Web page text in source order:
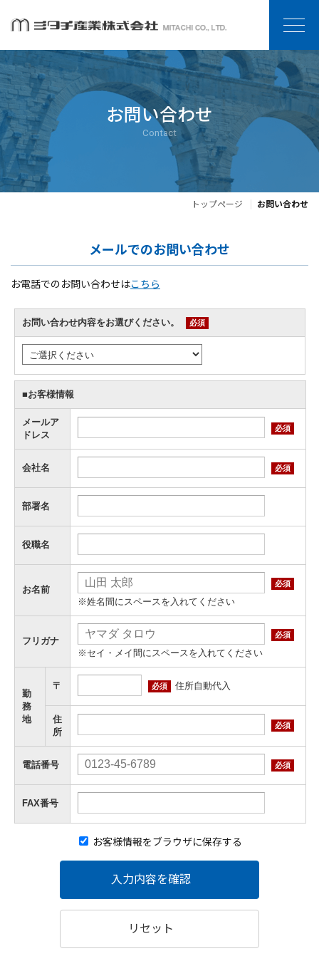
お問い合わせ
Contact
トップページ お問い合わせ
メールでのお問い合わせ
お電話でのお問い合わせはこちら
お問い合わせ内容をお選びください。 必須
■お客様情報
メールア
ドレス
必須
会社名 必須
部署名
役職名
お名前
必須
※姓名間にスペースを入れてください
フリガナ
必須
※セイ・メイ間にスペースを入れてください
勤
務
地
〒 必須 住所自動代入
住
所
必須
電話番号 必須
FAX番号
お客様情報をブラウザに保存する
入力内容を確認
リセット